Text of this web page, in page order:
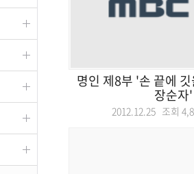
명인 제8부 '손 끝에
장순자'
2012.12.25 조회